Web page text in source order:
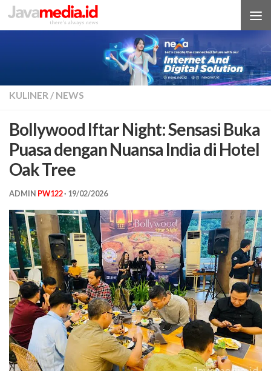
Skip to content
KULINER / NEWS
Bollywood Iftar Night: Sensasi Buka
Puasa dengan Nuansa India di Hotel
Oak Tree
ADMIN PW122· 19/02/2026